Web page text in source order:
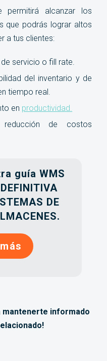
permitirá alcanzar los
que podrás lograr altos
a tus clientes:
servicio o fill rate.
del inventario y de
tiempo real.
en productividad.
de costos
guía WMS
DE
mantenerte informado